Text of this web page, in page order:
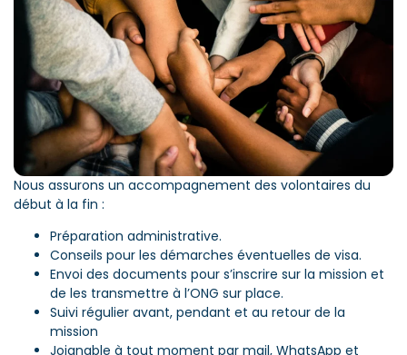
S’assurer de l’éthique et de l’impact réel des
projets
Nous analysons la pertinence des actions menées sur
place afin qu’elles bénéficient réellement aux
communautés ou à l’environnement. En tant que
volontaire, vous êtes certains de contribuer à des initiatives
ayant un effet positif et concret.
Choisir les équipes professionnelles adaptées
Nous sommes en mesure d’assurer la cohérence des
solutions apportées et des besoins du terrain. Nous
pouvons ainsi être certains que nous sélectionnons les
personnes qualifiées grâce à des entretiens téléphoniques
permettant de mieux vous connaître pour vous orienter
vers le bon projet.
Nous assurons un accompagnement des volontaires du
début à la fin :
Préparation administrative.
Conseils pour les démarches éventuelles de visa.
Envoi des documents pour s’inscrire sur la mission et
de les transmettre à l’ONG sur place.
Suivi régulier avant, pendant et au retour de la
mission
Joignable à tout moment par mail, WhatsApp et